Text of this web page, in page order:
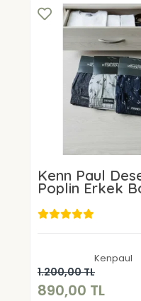
Kenn Paul
Poplin Erkek
Adet
Kenpaul
1.200,00 TL
890,00 TL
Sepete